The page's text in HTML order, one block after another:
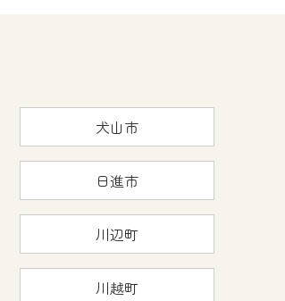
犬山市
日進市
川辺町
川越町